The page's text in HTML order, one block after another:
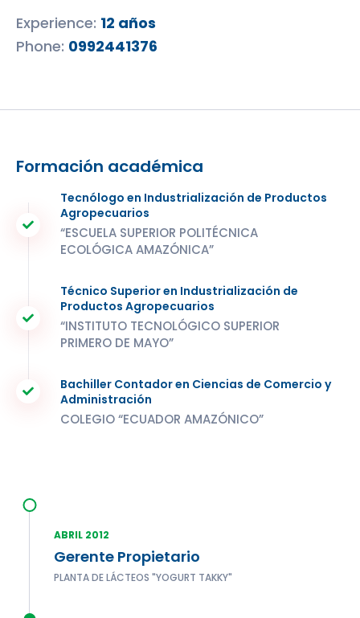
Experience: 12 años
Phone: 0992441376
Formación académica
Tecnólogo en Industrialización de Productos
Agropecuarios
“ESCUELA SUPERIOR POLITÉCNICA
ECOLÓGICA AMAZÓNICA”
Técnico Superior en Industrialización de
Productos Agropecuarios
“INSTITUTO TECNOLÓGICO SUPERIOR
PRIMERO DE MAYO”
Bachiller Contador en Ciencias de Comercio y
Administración
COLEGIO “ECUADOR AMAZÓNICO”
ABRIL 2012
Gerente Propietario
PLANTA DE LÁCTEOS "YOGURT TAKKY"